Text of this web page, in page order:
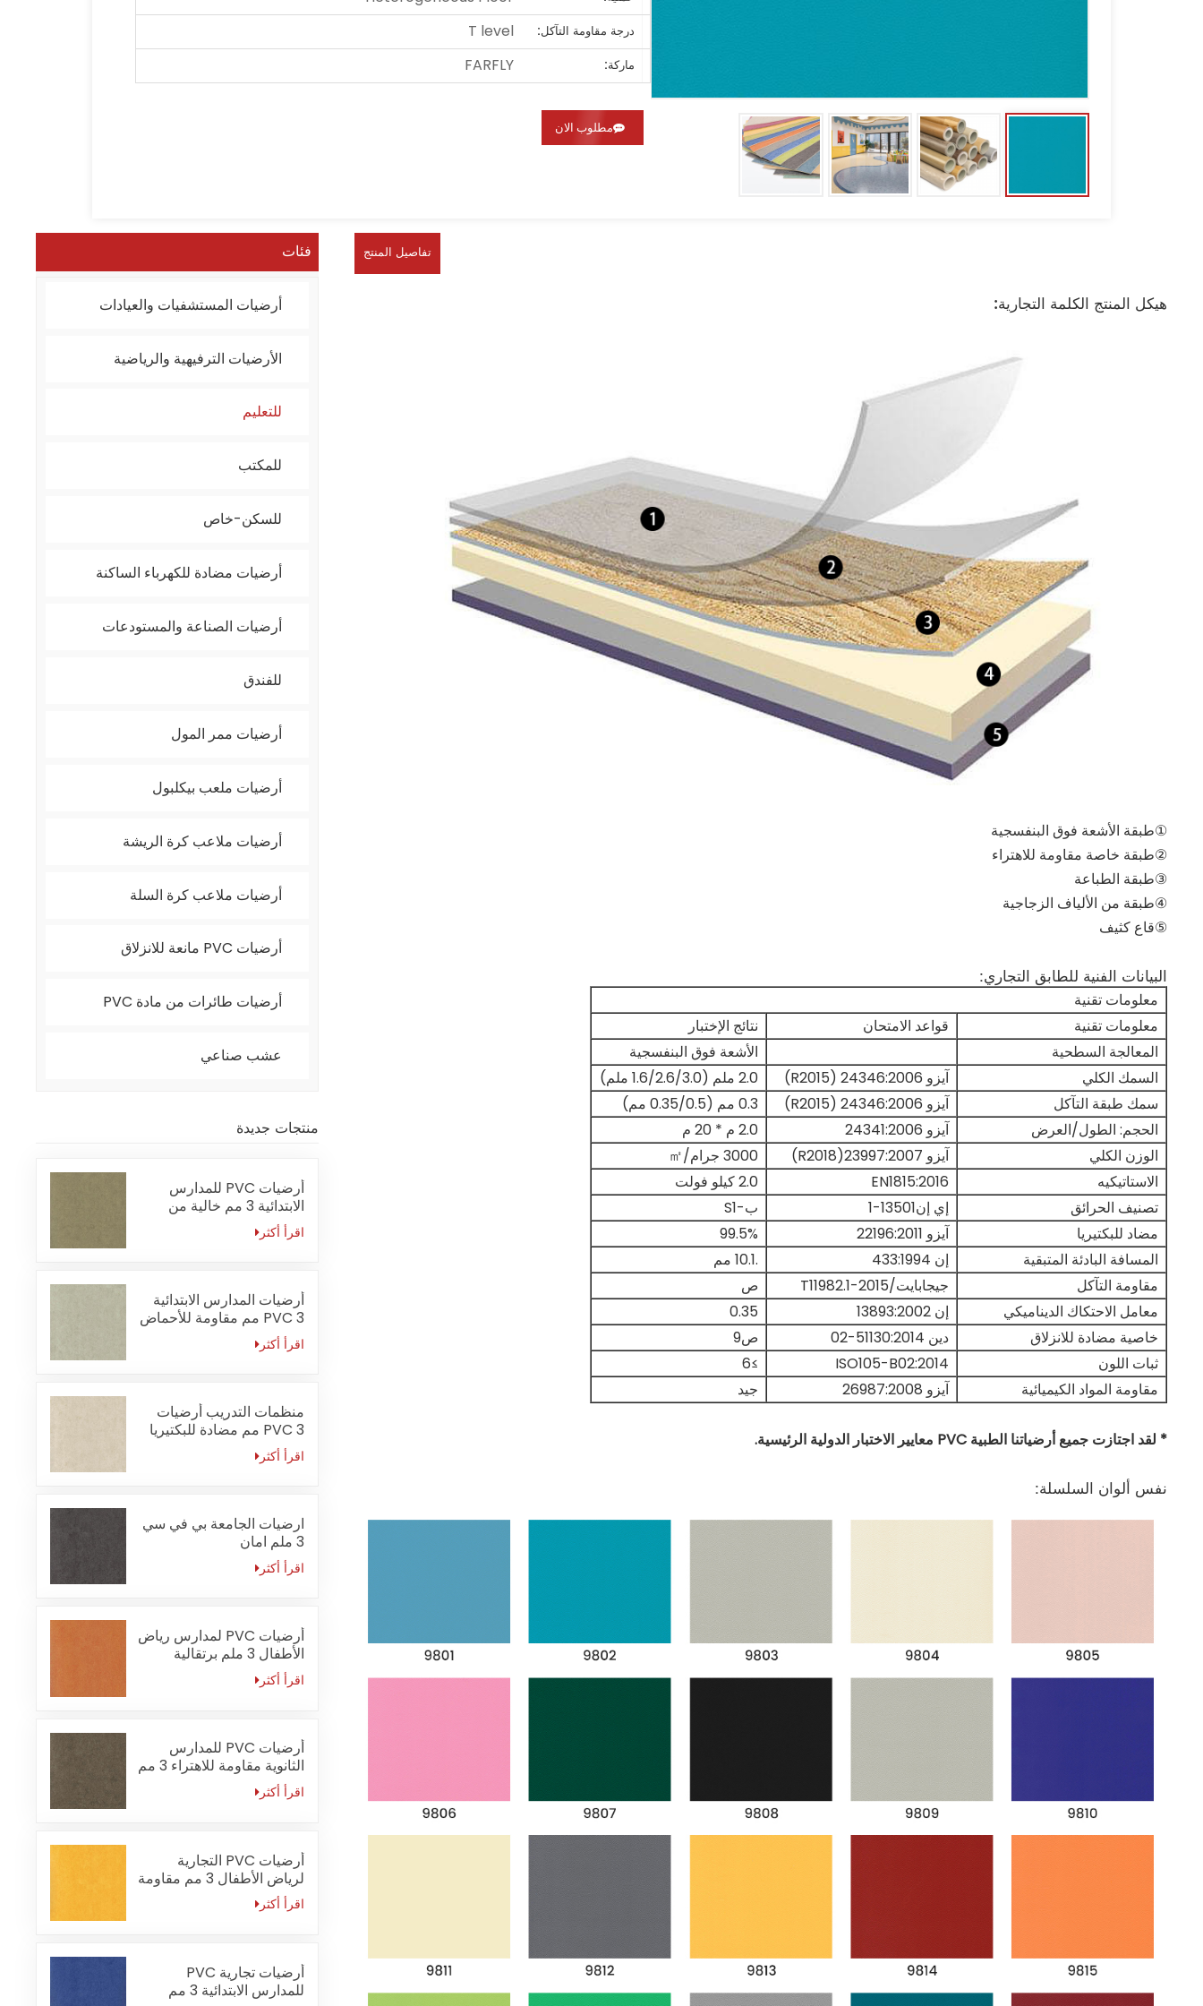
درجة مقاومة التآكل: T level
ماركة: FARFLY
مطلوب الان
فئات
أرضيات المستشفيات والعيادات
الأرضيات الترفيهية والرياضية
للتعليم
للمكتب
للسكن-خاص
أرضيات مضادة للكهرباء الساكنة
أرضيات الصناعة والمستودعات
للفندق
أرضيات ممر المول
أرضيات ملعب بيكلبول
أرضيات ملاعب كرة الريشة
أرضيات ملاعب كرة السلة
أرضيات PVC مانعة للانزلاق
أرضيات طائرات من مادة PVC
عشب صناعي
منتجات جديدة
أرضيات PVC للمدارس
الابتدائية 3 مم خالية من
الفورمالديهايد
اقرأ أكثر
أرضيات المدارس الابتدائية
PVC 3 مم مقاومة للأحماض
والقلويات
اقرأ أكثر
منظمات التدريب أرضيات
PVC 3 مم مضادة للبكتيريا
اقرأ أكثر
ارضيات الجامعة بي في سي
3 ملم امان
اقرأ أكثر
أرضيات PVC لمدارس رياض
الأطفال 3 ملم برتقالية
مقاومة للحريق
اقرأ أكثر
أرضيات PVC للمدارس
الثانوية مقاومة للاهتراء 3 مم
اقرأ أكثر
أرضيات PVC التجارية
لرياض الأطفال 3 مم مقاومة
للماء
اقرأ أكثر
أرضيات تجارية PVC
للمدارس الابتدائية 3 مم
تفاصيل المنتج
هيكل المنتج الكلمة التجارية:
①طبقة الأشعة فوق البنفسجية
②طبقة خاصة مقاومة للاهتراء
③طبقة الطباعة
④طبقة من الألياف الزجاجية
⑤قاع كثيف
البيانات الفنية للطابق التجاري:
معلومات تقنية
معلومات تقنية
قواعد الامتحان
نتائج الإختبار
المعالجة السطحية
الأشعة فوق البنفسجية
السمك الكلي
آيزو 24346:2006 (R2015)
2.0 ملم (1.6/2.6/3.0 ملم)
سمك طبقة التآكل
آيزو 24346:2006 (R2015)
0.3 مم (0.35/0.5 مم)
الحجم: الطول/العرض
آيزو 24341:2006
2.0 م * 20 م
الوزن الكلي
آيزو 23997:2007(R2018)
3000 جرام/㎡
الاستاتيكيه
EN1815:2016
2.0 كيلو فولت
تصنيف الحرائق
إي إن13501-1
ب-S1
مضاد للبكتيريا
آيزو 22196:2011
99.5%
المسافة البادئة المتبقية
إن 433:1994
.10.1 مم
مقاومة التآكل
جيجابايت/T11982.1-2015
ص
معامل الاحتكاك الديناميكي
إن 13893:2002
0.35
خاصية مضادة للانزلاق
دين 51130:2014-02
ص9
ثبات اللون
ISO105-B02:2014
≥6
مقاومة المواد الكيميائية
آيزو 26987:2008 جيد
* لقد اجتازت جميع أرضياتنا الطبية PVC معايير الاختبار الدولية الرئيسية.
نفس ألوان السلسلة: